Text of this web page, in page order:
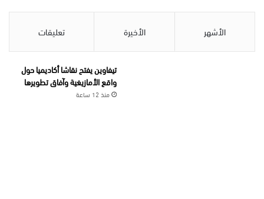
الأشهر الأخيرة تعليقات
تيفاوين يفتح نقاشا أكاديميا حول
واقع الأمازيغية وآفاق تطويرها
منذ 12 ساعة